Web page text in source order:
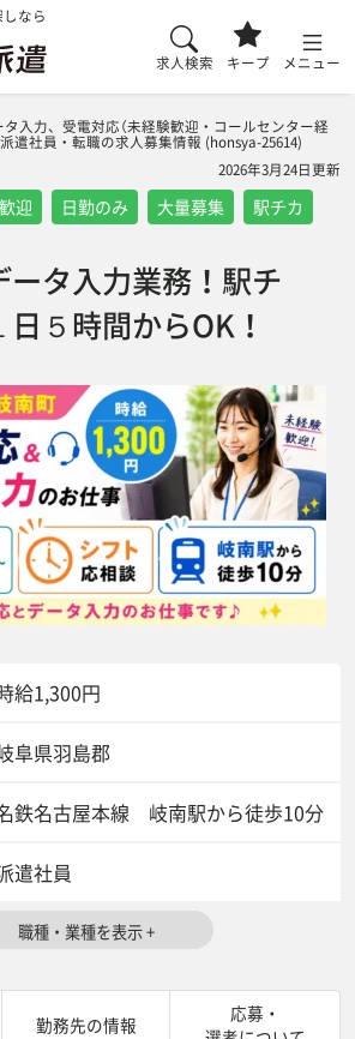
なら
求人検索 キープ メニュー
入力、受電対応（未経験歓迎・コールセンター経
遣社員・転職の求人募集情報 (honsya-25614)
2026年3月24日更新
迎 日勤のみ 大量募集 駅チカ
ータ入力業務！駅チ
５時間からOK！
給1,300円
阜県羽島郡
鉄名古屋本線 岐南駅から徒歩10分
遣社員
勤務先の情報
応募・